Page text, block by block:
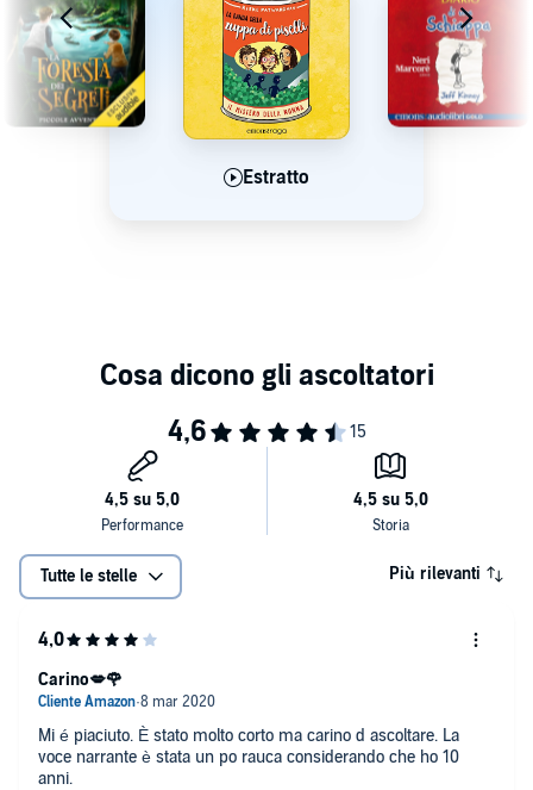
Estratto
Tutte le stelle Più rilevanti
Mi é piaciuto. È stato molto corto ma carino d ascoltare. La
voce narrante è stata un po rauca considerando che ho 10
anni.
Carino💋🌹